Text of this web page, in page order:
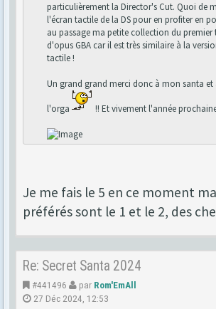
particulièrement la Director's Cut. Quoi de
l'écran tactile de la DS pour en profiter en
au passage ma petite collection du premier
d'opus GBA car il est très similaire à la
tactile !
Un grand grand merci donc à mon santa et
l'orga !! Et vivement l'année
Je me fais le 5 en ce moment
préférés sont le 1 et le 2, des
Re: Secret Santa 2024
#441496 par Rom'EmAll
27 Déc 2024, 12:53